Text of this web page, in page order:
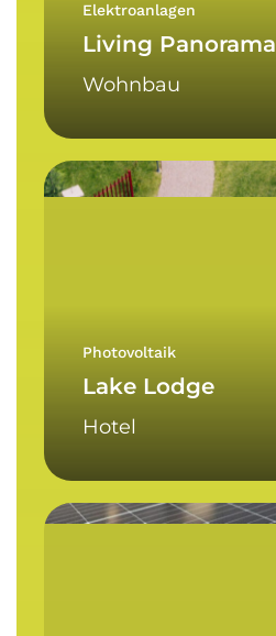
Elektroanlagen
Living Panorama
Wohnbau
Lake
Photovoltaik
Lake Lodge
Hotel
Hotel